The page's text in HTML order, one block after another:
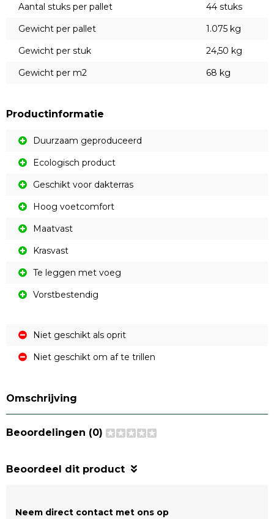
Aantal stuks per pallet
44 stuks
Gewicht per pallet
1.075 kg
Gewicht per stuk
24,50 kg
Gewicht per m2
68 kg
Productinformatie
Duurzaam geproduceerd
Ecologisch product
Geschikt voor dakterras
Hoog voetcomfort
Maatvast
Krasvast
Te leggen met voeg
Vorstbestendig
Niet geschikt als oprit
Niet geschikt om af te trillen
Omschrijving
Beoordelingen (0)
Beoordeel dit product
Neem direct contact met ons op